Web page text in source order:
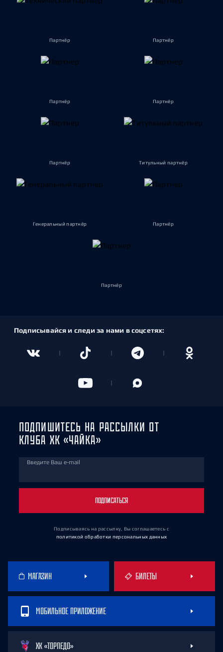
Партнёр Партнёр
Партнёр Партнёр
Партнёр Титульный партнёр
Генеральный партнёр Партнёр
Партнёр
Подписывайся и следи за нами в соцсетях:
ПОДПИШИТЕСЬ НА РАССЫЛКИ ОТ
КЛУБА ХК «ЧАЙКА»
Введите Ваш e-mail
ПОДПИСАТЬСЯ
Подписываясь на рассылку, Вы соглашаетесь с
политикой обработки персональных данных
МАГАЗИН БИЛЕТЫ
МОБИЛЬНОЕ ПРИЛОЖЕНИЕ
ХК «ТОРПЕДО»